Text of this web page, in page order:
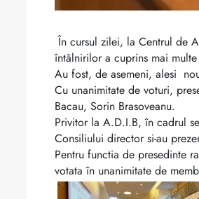
În cursul zilei, la Centrul de
întâlnirilor a cuprins mai
Au fost, de asemeni, alesi
Cu unanimitate de voturi,
Bacau, Sorin Brasoveanu.
Privitor la A.D.I.B, în cadrul
Consiliului director si-au
Pentru functia de presedinte
votata în unanimitate de